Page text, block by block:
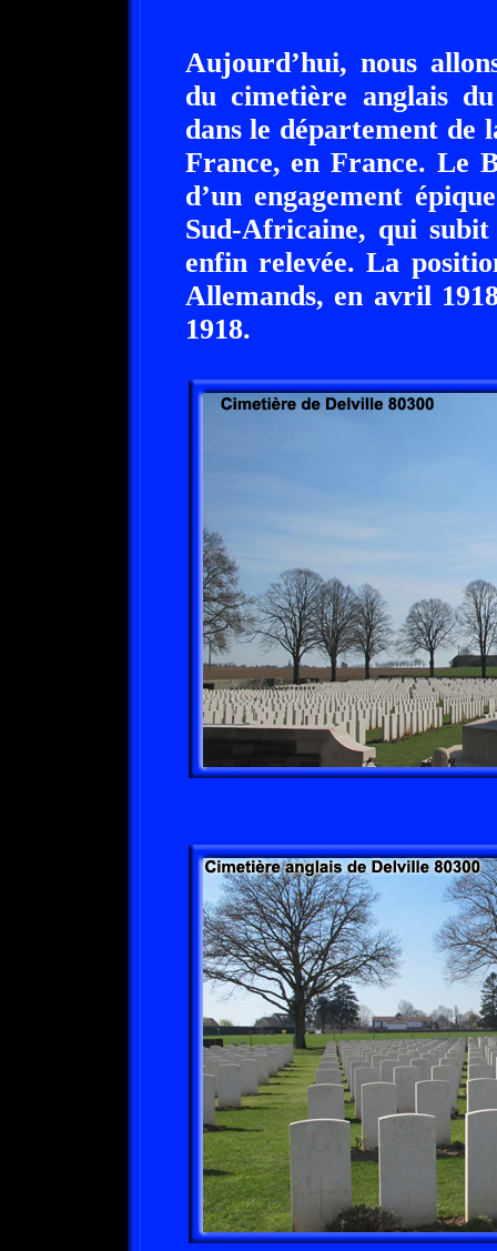
Aujourd’hui, nous
du cimetière anglais
dans le département de
France, en France. Le
d’un engagement
Sud-Africaine, qui
enfin relevée. La
Allemands, en avril
1918.